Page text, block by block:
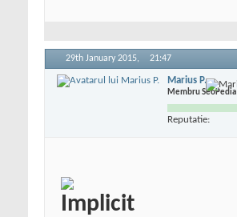
29th January 2015, 21:47
Marius P.
Membru SeoPedia
Reputatie: